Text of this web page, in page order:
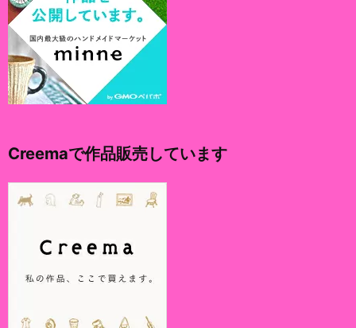
Creemaで作品販売しています